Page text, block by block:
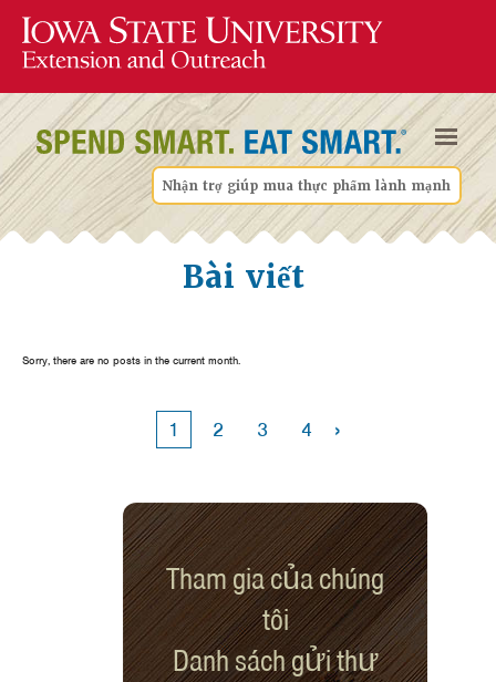
Nhận trợ giúp mua thực phẩm lành mạnh
Bài viết
Sorry, there are no posts in the current month.
1 2 3 4 ›
Tham gia của chúng
tôi
Danh sách gửi thư